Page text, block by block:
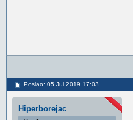
Poslao: 05 Jul 2019 17:03
Hiperborejac